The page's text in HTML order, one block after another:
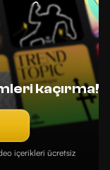
kaçırma!
içerikleri ücretsiz